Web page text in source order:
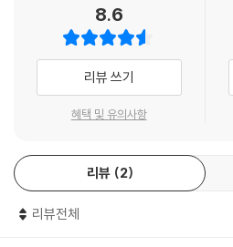
있을까? 뜻밖의 사고나 자연의 변화로 그
다. 꼼짝 않고 있는 여인의 무릎과 아틀라
사랑하면서 욕심을 부리지 않기란 아주
심 부리지 않기를 열망한다. 사랑하는 이
각하는 순간, 사랑하는 이를 이용하는 순
이기적으로 사랑하는 이를 이용하고, 그
8.6
리뷰 쓰기
혜택 및 유의사항
리뷰 2
리뷰전체